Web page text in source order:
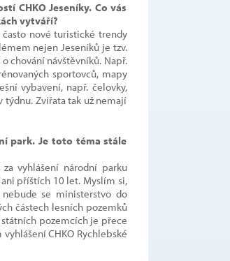
CHKO Jeseníky. Co vás
vytváří?
nové turistické trendy
nejen Jeseníků je tzv.
chování návštěvníků. Např.
sportovců, mapy
vybavení, např. čelovky,
Zvířata tak už nemají
park. Je toto téma stále
vyhlášení národní parku
příštích 10 let. Myslím si,
se ministerstvo do
částech lesních pozemků
pozemcích je přece
CHKO Rychlebské